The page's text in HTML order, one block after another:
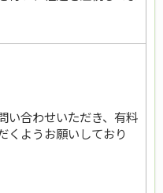
い合わせいただき、有料
くようお願いしており